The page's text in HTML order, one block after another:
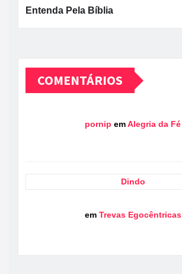
Entenda Pela Bíblia
COMENTÁRIOS
pornip emAlegria da Fé
Dindo
em Trevas Egocêntricas